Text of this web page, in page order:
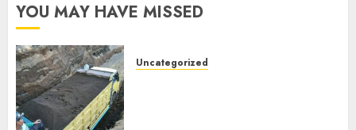
YOU MAY HAVE MISSED
Uncategorized